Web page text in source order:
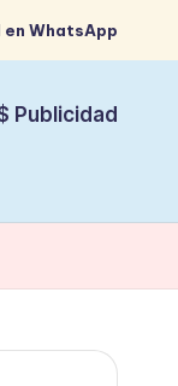
en WhatsApp
Publicidad